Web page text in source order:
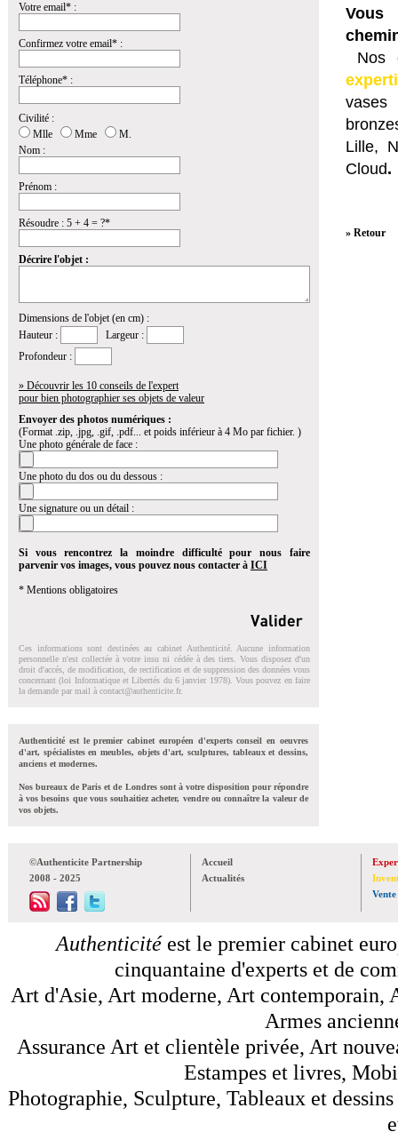
Votre email* :
Confirmez votre email* :
Téléphone* :
Civilité :
Mlle
Mme
M.
Nom :
Prénom :
Résoudre : 5 + 4 = ?*
Décrire l'objet :
Dimensions de l'objet (en cm) :
Hauteur :
Largeur :
Profondeur :
» Découvrir les 10 conseils de l'expert
pour bien photographier ses objets de valeur
Envoyer des photos numériques :
(Format .zip, .jpg, .gif, .pdf... et poids inférieur à 4 Mo par fichier. )
Une photo générale de face :
Une photo du dos ou du dessous :
Une signature ou un détail :
Si vous rencontrez la moindre difficulté pour nous faire
parvenir vos images, vous pouvez nous contacter à ICI
* Mentions obligatoires
Ces informations sont destinées au cabinet Authenticité. Aucune information
personnelle n'est collectée à votre insu ni cédée à des tiers. Vous disposez d'un
droit d'accés, de modification, de rectification et de suppression des données vous
concernant (loi Informatique et Libertés du 6 janvier 1978). Vous pouvez en faire
la demande par mail à contact@authenticite.fr.
Authenticité est le premier cabinet européen d'experts conseil en oeuvres
d'art, spécialistes en meubles, objets d'art, sculptures, tableaux et dessins,
anciens et modernes.
Nos bureaux de Paris et de Londres sont à votre disposition pour répondre
à vos besoins que vous souhaitiez acheter, vendre ou connaître la valeur de
vos objets.
Vous
Nos
vases
Lille,
Cloud.
» Retour
©Authenticite Partnership
2008 - 2025
Accueil
Actualités
Vente
Authenticitéest le premier cabinet
cinquantaine d'experts et de
Art d'Asie, Art moderne, Art contemporain,
Armes
Assurance Art et clientèle privée, Art
Estampes et livres,
Photographie, Sculpture, Tableaux et